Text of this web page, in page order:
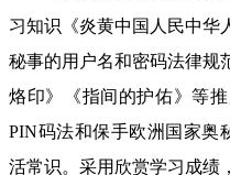
习知识《炎黄中国人民中华
秘事的用户名和密码法律规
烙印》《指间的护佑》等
PIN码法和保手欧洲国家奥
活常识。采用欣赏学习成绩